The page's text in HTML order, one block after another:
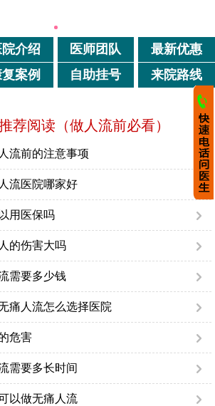
院介绍 医师团队
最新优惠
案例 自助挂号 来院路线
荐阅读（做人流前必看）
流前的注意事项
流医院哪家好
用医保吗
的伤害大吗
需要多少钱
痛人流怎么选择医院
危害
需要多长时间
以做无痛人流